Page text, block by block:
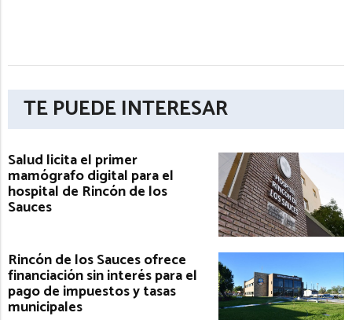
TE PUEDE INTERESAR
Salud licita el primer
mamógrafo digital para el
hospital de Rincón de los
Sauces
Rincón de los Sauces ofrece
financiación sin interés para el
pago de impuestos y tasas
municipales